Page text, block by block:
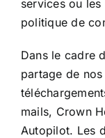
services ou
politique de
Dans le cadre
partage de
mails, Crown
Autopilot. Les